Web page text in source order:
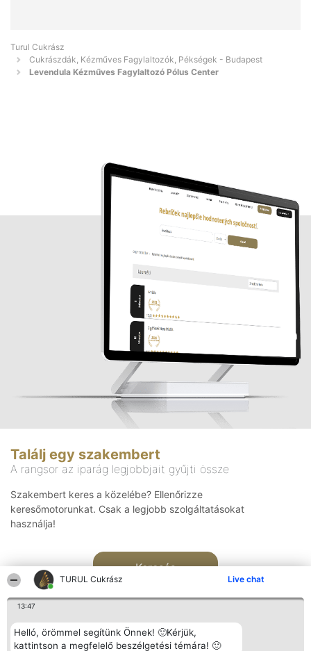
TURUL Cukrász Live chat
13:47
Helló, örömmel segítünk Önnek! 🙂Kérjük,
kattintson a megfelelő beszélgetési témára! 🙂
Turul Cukrász
Cukrászdák, Kézműves Fagylaltozók, Pékségek - Budapest
Levendula Kézműves Fagylaltozó Pólus Center
Találj egy szakembert
A rangsor az iparág legjobbjait gyűjti össze
Szakembert keres a közelébe? Ellenőrizze
keresőmotorunkat. Csak a legjobb szolgáltatásokat
használja!
Keresés